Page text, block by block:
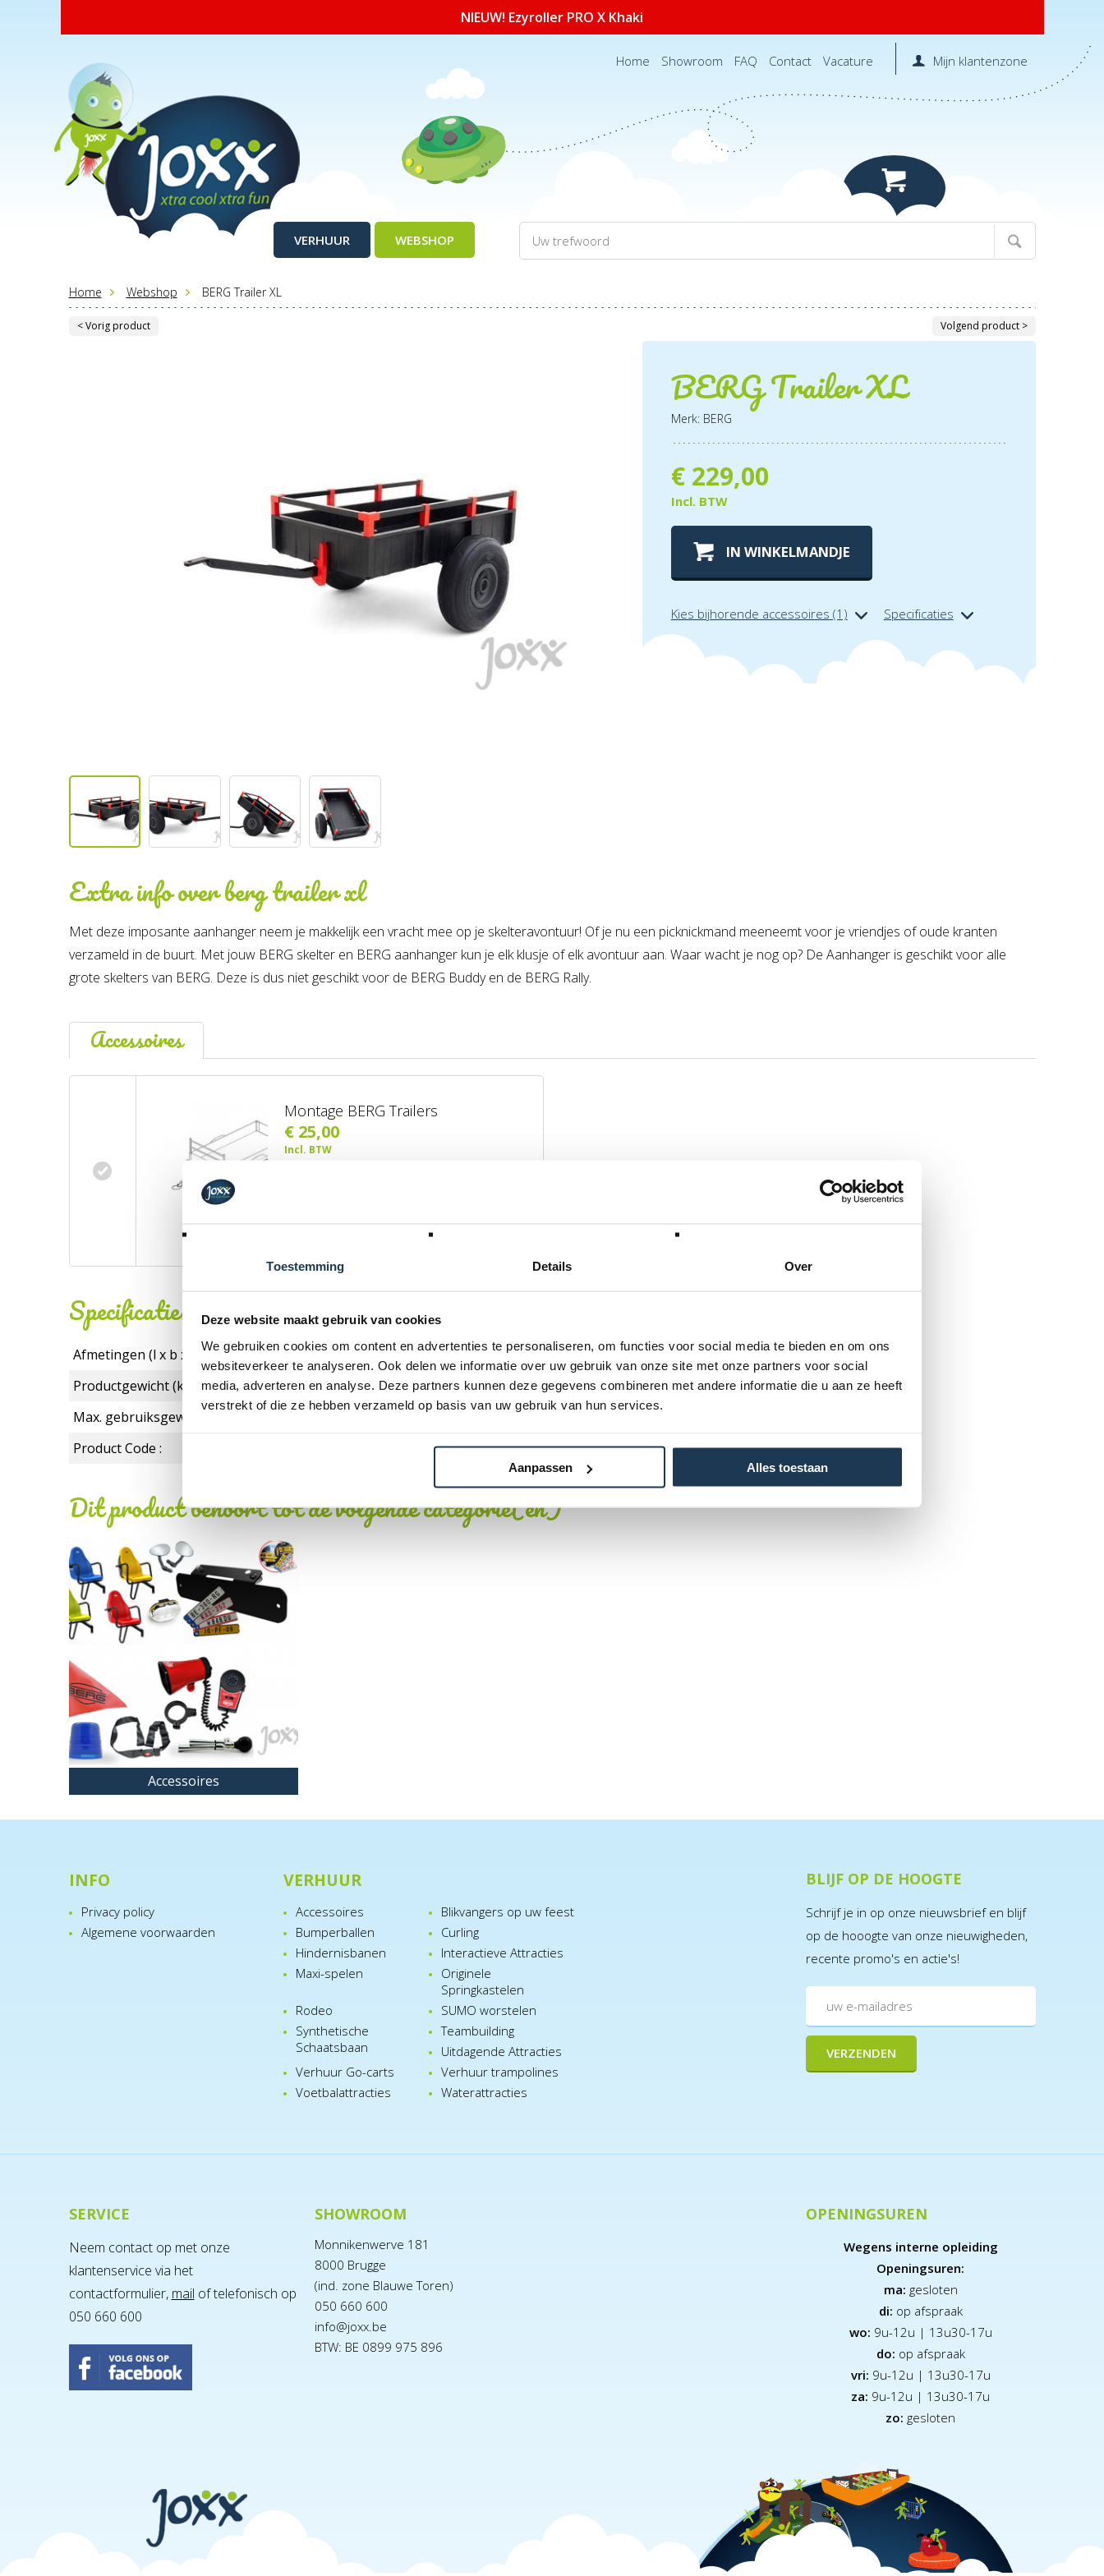
Toestemming Details Over
Deze website maakt gebruik van cookies
We gebruiken cookies om content en advertenties te personaliseren, om functies voor social media te bieden en om ons
websiteverkeer te analyseren. Ook delen we informatie over uw gebruik van onze site met onze partners voor social
media, adverteren en analyse. Deze partners kunnen deze gegevens combineren met andere informatie die u aan ze heeft
verstrekt of die ze hebben verzameld op basis van uw gebruik van hun services.
Aanpassen Alles toestaan
NIEUW! Ezyroller PRO X Khaki
Home Showroom FAQ Contact Vacature Mijn klantenzone
VERHUUR WEBSHOP
Home Webshop BERG Trailer XL
< Vorig product Volgend product >
BERG Trailer XL
Merk: BERG
€ 229,00
Incl. BTW
IN WINKELMANDJE
Kies bijhorende accessoires (1) Specificaties
Extra info overberg trailer xl
Met deze imposante aanhanger neem je makkelijk een vracht mee op je skelteravontuur! Of je nu een picknickmand meeneemt voor je vriendjes of oude kranten
verzameld in de buurt. Met jouw BERG skelter en BERG aanhanger kun je elk klusje of elk avontuur aan. Waar wacht je nog op? De Aanhanger is geschikt voor alle
grote skelters van BERG. Deze is dus niet geschikt voor de BERG Buddy en de BERG Rally.
Accessoires
Montage BERG Trailers
€ 25,00
Incl. BTW
Specificaties
Afmetingen (l x b x h):
137 x 78 x 49
Productgewicht (kg):
18,2
Max. gebruiksgewicht in kg:
Product Code :
18.08.00.00
Dit product behoort tot de volgende categorie(ën)
Accessoires
INFO
Privacy policy
Algemene voorwaarden
VERHUUR
Accessoires
Blikvangers op uw feest
Bumperballen
Curling
Hindernisbanen
Interactieve Attracties
Maxi-spelen
Originele
Springkastelen
Rodeo
SUMO worstelen
Synthetische
Schaatsbaan
Teambuilding
Uitdagende Attracties
Verhuur Go-carts
Verhuur trampolines
Voetbalattracties
Waterattracties
BLIJF OP DE HOOGTE
Schrijf je in op onze nieuwsbrief en blijf
op de hooogte van onze nieuwigheden,
recente promo's en actie's!
SERVICE
Neem contact op met onze
klantenservice via het
contactformulier, mail of telefonisch op
050 660 600
SHOWROOM
Monnikenwerve 181
8000 Brugge
(ind. zone Blauwe Toren)
050 660 600
info@joxx.be
BTW: BE 0899 975 896
OPENINGSUREN
Wegens interne opleiding
Openingsuren:
ma: gesloten
di: op afspraak
wo: 9u-12u | 13u30-17u
do: op afspraak
vri: 9u-12u | 13u30-17u
za: 9u-12u | 13u30-17u
zo: gesloten